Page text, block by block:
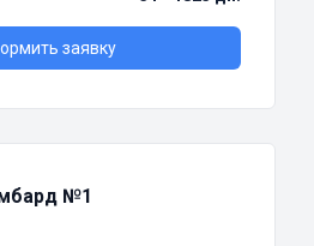
заявку
№1